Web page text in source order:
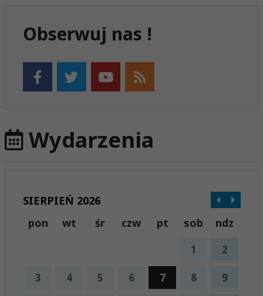
Obserwuj nas !
Wydarzenia
SIERPIEŃ 2026
pon
wt śr czw pt sob ndz
1 2
3 4 5 6 7 8 9